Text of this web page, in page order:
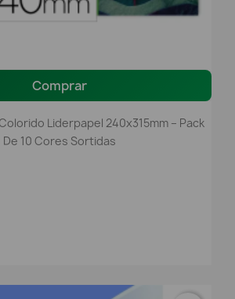
Comprar
Liderpapel 240x315mm – Pack
De 10 Cores Sortidas